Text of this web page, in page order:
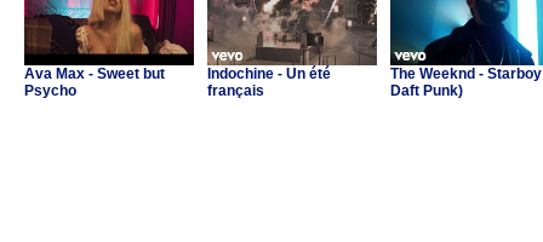
Ava Max - Sweet but
Psycho
Indochine - Un été
français
The Weeknd -
Daft Punk)